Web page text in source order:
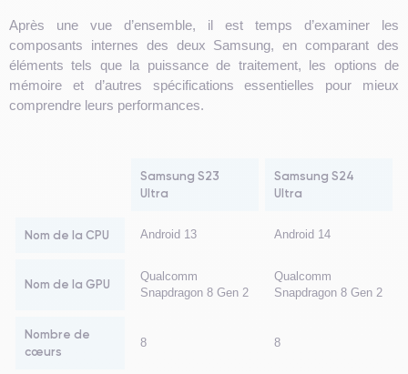
Après une vue d’ensemble, il est temps d’examiner les
composants internes des deux Samsung, en comparant des
éléments tels que la puissance de traitement, les options de
mémoire et d’autres spécifications essentielles pour mieux
comprendre leurs performances.
Samsung S23
Ultra
Samsung S24
Ultra
Nom de la CPU Android 13 Android 14
Nom de la GPU
Qualcomm
Snapdragon 8 Gen 2
Qualcomm
Snapdragon 8 Gen 2
Nombre de
cœurs
8 8